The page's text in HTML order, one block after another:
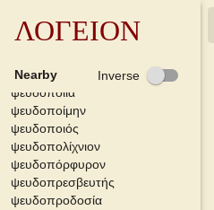
ΛΟΓΕΙΟΝ
Nearby Inverse
ψευδοπλανήτης
ψευδοπλάστης
ψευδοποιέω
ψευδοποιΐα
ψευδοποίμην
ψευδοποιός
ψευδοπολίχνιον
ψευδοπόρφυρον
ψευδοπρεσβευτής
ψευδοπροδοσία